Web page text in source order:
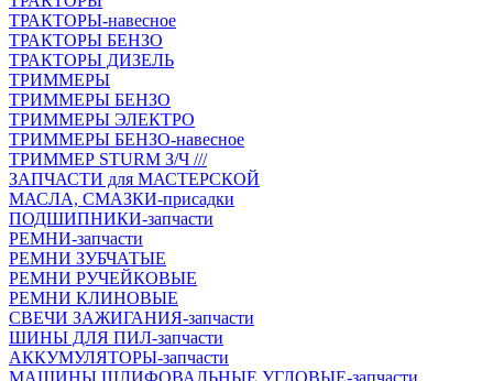
ТРАКТОРЫ-навесное
ТРАКТОРЫ БЕНЗО
ТРАКТОРЫ ДИЗЕЛЬ
ТРИММЕРЫ
ТРИММЕРЫ БЕНЗО
ТРИММЕРЫ ЭЛЕКТРО
ТРИММЕРЫ БЕНЗО-навесное
ТРИММЕР STURM З/Ч ///
ЗАПЧАСТИ для МАСТЕРСКОЙ
МАСЛА, СМАЗКИ-присадки
ПОДШИПНИКИ-запчасти
РЕМНИ-запчасти
РЕМНИ ЗУБЧАТЫЕ
РЕМНИ РУЧЕЙКОВЫЕ
РЕМНИ КЛИНОВЫЕ
СВЕЧИ ЗАЖИГАНИЯ-запчасти
ШИНЫ ДЛЯ ПИЛ-запчасти
АККУМУЛЯТОРЫ-запчасти
МАШИНЫ ШЛИФОВАЛЬНЫЕ УГЛОВЫЕ-запчасти